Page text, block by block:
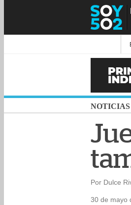
Por Dulce
30 de mayo